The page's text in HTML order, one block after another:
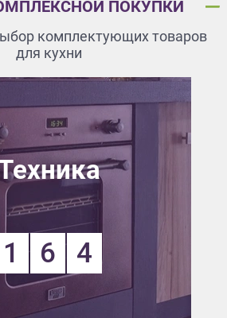
ПОКУПКИ
комплектующих товаров
для кухни
1 6 4